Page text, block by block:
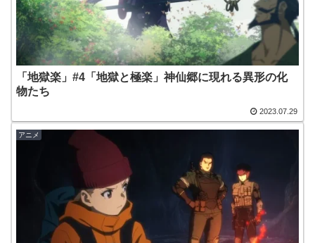
「地獄楽」#4「地獄と極楽」神仙郷に現れる異形の化
物たち
2023.07.29
アニメ